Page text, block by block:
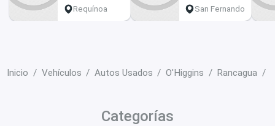
Requínoa San Fernando
Inicio Vehículos Autos Usados O'Higgins Rancagua
Categorías